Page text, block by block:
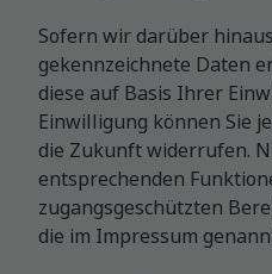
Sofern wir darüber
gekennzeichnete Daten
diese auf Basis Ihrer
Einwilligung können Sie
die Zukunft widerrufen.
entsprechenden
zugangsgeschützten
die im Impressum